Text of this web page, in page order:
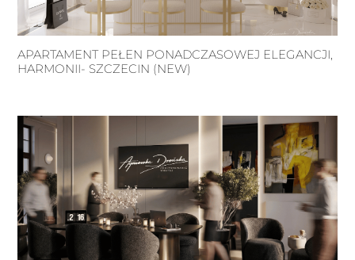
APARTAMENT PEŁEN PONADCZASOWEJ ELEGANCJI,
HARMONII- SZCZECIN (NEW)